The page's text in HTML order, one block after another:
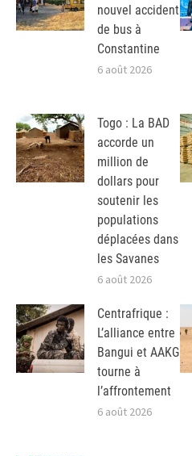
nouvel accident
de bus à
Constantine
6 août 2026
Togo : La BAD
accorde un
million de
dollars pour
soutenir les
populations
déplacées dans
les Savanes
6 août 2026
Centrafrique :
L’alliance entre
Bangui et AAKG
tourne à
l’affrontement
6 août 2026